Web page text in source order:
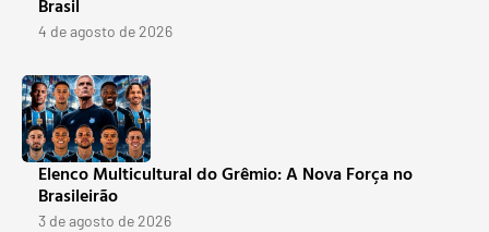
Brasil
4 de agosto de 2026
Elenco Multicultural do Grêmio: A Nova Força no
Brasileirão
3 de agosto de 2026